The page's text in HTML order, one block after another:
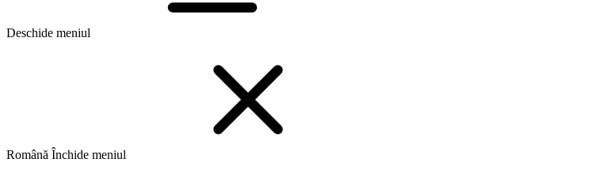
Deschide meniul
Română Închide meniul